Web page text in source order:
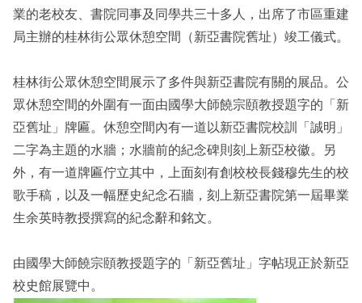
業的老校友、書院同事及同學共三十多人，出席了市區重建
局主辦的桂林街公眾休憩空間（新亞書院舊址）竣工儀式。
桂林街公眾休憩空間展示了多件與新亞書院有關的展品。公
眾休憩空間的外圍有一面由國學大師饒宗頤教授題字的「新
亞舊址」牌匾。休憩空間內有一道以新亞書院校訓「誠明」
二字為主題的水牆；水牆前的紀念碑則刻上新亞校徽。另
外，有一道牌匾佇立其中，上面刻有創校校長錢穆先生的校
歌手稿，以及一幅歷史紀念石牆，刻上新亞書院第一屆畢業
生余英時教授撰寫的紀念辭和銘文。
由國學大師饒宗頤教授題字的「新亞舊址」字帖現正於新亞
校史館展覽中。